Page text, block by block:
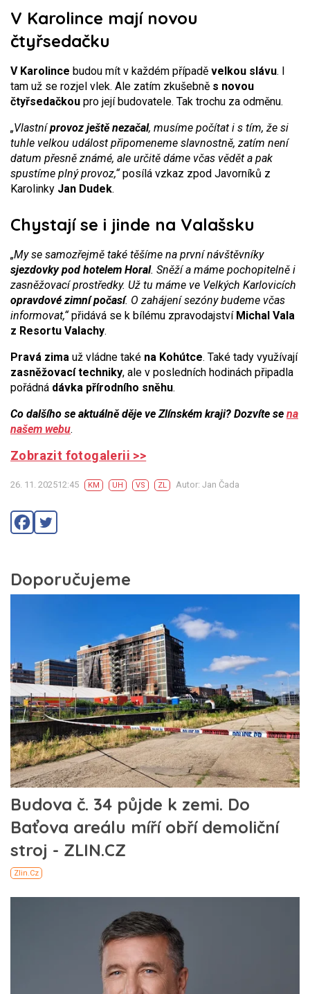
V Karolince mají novou
čtyřsedačku
V Karolince budou mít v každém případě velkou slávu. I
tam už se rozjel vlek. Ale zatím zkušebně s novou
čtyřsedačkou pro její budovatele. Tak trochu za odměnu.
„Vlastníprovoz ještě nezačal, musíme počítat i s tím, že si
tuhle velkou událost připomeneme slavnostně, zatím není
datum přesně známé, ale určitě dáme včas vědět a pak
spustíme plný provoz,“posílá vzkaz zpod Javorníků z
Karolinky Jan Dudek.
Chystají se i jinde na Valašsku
„My se samozřejmě také těšíme na první návštěvníky
sjezdovky pod hotelem Horal. Sněží a máme pochopitelně i
zasněžovací prostředky. Už tu máme ve Velkých Karlovicích
opravdové zimní počasí. O zahájení sezóny budeme včas
informovat,“přidává se k bílému zpravodajství Michal Vala
z Resortu Valachy.
Pravá zima už vládne také na Kohútce. Také tady využívají
zasněžovací techniky, ale v posledních hodinách připadla
pořádná dávka přírodního sněhu.
Co dalšího se aktuálně děje ve Zlínském kraji? Dozvíte se na
našem webu.
Zobrazit fotogalerii >>
26. 11. 202512:45 KM UH VS ZL Autor: Jan Čada